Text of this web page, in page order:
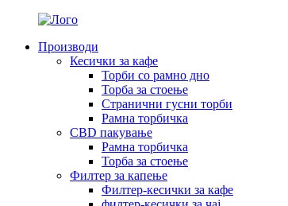
Производи
Кесички за кафе
Торби со рамно дно
Торба за стоење
Странични гусни торби
Рамна торбичка
CBD пакување
Рамна торбичка
Торба за стоење
Филтер за капење
Филтер-кесички за кафе